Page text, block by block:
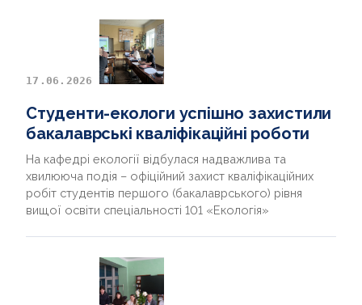
17.06.2026
Студенти-екологи успішно захистили
бакалаврські кваліфікаційні роботи
На кафедрі екології відбулася надважлива та
хвилююча подія – офіційний захист кваліфікаційних
робіт студентів першого (бакалаврського) рівня
вищої освіти спеціальності 101 «Екологія»